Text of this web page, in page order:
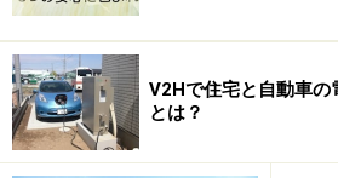
にあるのです。太陽光発電システ
ホーム・エネルギー・マネジ
（HEMS）、さらにはそれらを
ス」と組み合わせることで、エネ
よく使いながら生活できるというわ
V2Hで住宅と自動車の
とは？